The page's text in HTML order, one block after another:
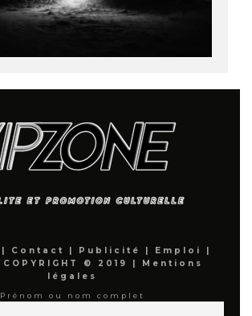
| Contact | Publicité | Emploi
|
COPYRIGHT © 2019 |
Mentions
légales
Prénom ou nom complet